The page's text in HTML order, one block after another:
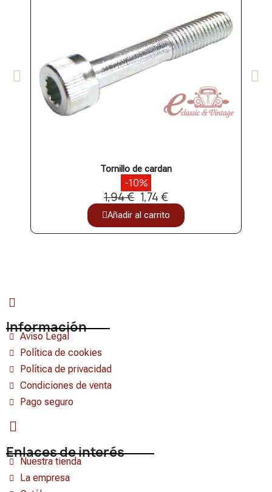
Tornillo de cardan
-10%
1,94 € 1,74 €
Añadir al carrito
Información
Aviso Legal
Política de cookies
Política de privacidad
Condiciones de venta
Pago seguro
Enlaces de interés
Nuestra tienda
La empresa